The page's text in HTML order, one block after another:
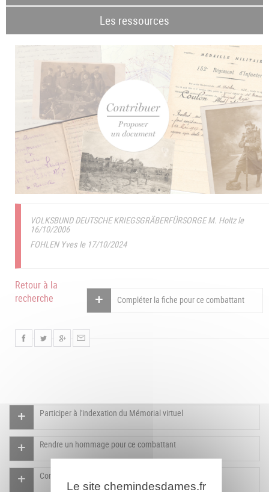
Les ressources
VOLKSBUND DEUTSCHE KRIEGSGRÄBERFÜRSORGE M. Holtz le
16/10/2006
FOHLEN Yves le 17/10/2024
Compléter la fiche pour ce combattant
Retour à la
recherche
Participer à l'indexation du Mémorial virtuel
Rendre un hommage pour ce combattant
Compléter la fiche pour ce combattant
Le site chemindesdames.fr